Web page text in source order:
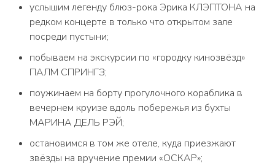
услышим легенду блюз-рока Эрика КЛЭПТОНА на
редком концерте в только что открытом зале
посреди пустыни;
побываем на экскурсии по «городку кинозвёзд»
ПАЛМ СПРИНГЗ;
поужинаем на борту прогулочного кораблика в
вечернем круизе вдоль побережья из бухты
МАРИНА ДЕЛЬ РЭЙ;
остановимся в том же отеле, куда приезжают
звёзды на вручение премии «ОСКАР»;